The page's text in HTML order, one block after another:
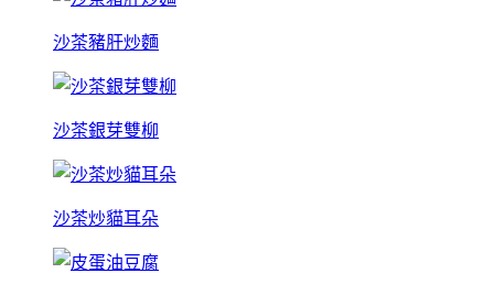
沙茶豬肝炒麵
沙茶銀芽雙柳
沙茶炒貓耳朵